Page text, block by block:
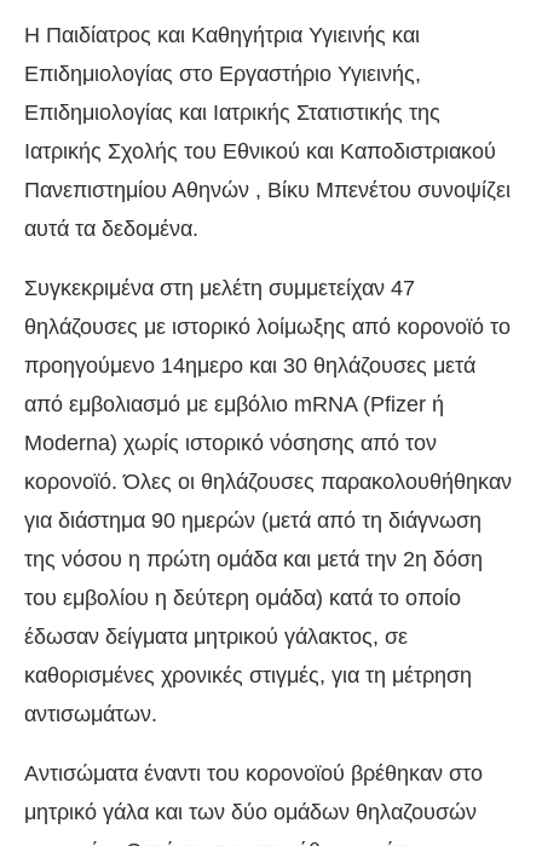
Η Παιδίατρος και Καθηγήτρια Υγιεινής και
Επιδημιολογίας στο Εργαστήριο Υγιεινής,
Επιδημιολογίας και Ιατρικής Στατιστικής της
Ιατρικής Σχολής του Εθνικού και Καποδιστριακού
Πανεπιστημίου Αθηνών , Βίκυ Μπενέτου συνοψίζει
αυτά τα δεδομένα.
Συγκεκριμένα στη μελέτη συμμετείχαν 47
θηλάζουσες με ιστορικό λοίμωξης από κορονοϊό το
προηγούμενο 14ημερο και 30 θηλάζουσες μετά
από εμβολιασμό με εμβόλιο mRNA (Pfizer ή
Moderna) χωρίς ιστορικό νόσησης από τον
κορονοϊό. Όλες οι θηλάζουσες παρακολουθήθηκαν
για διάστημα 90 ημερών (μετά από τη διάγνωση
της νόσου η πρώτη ομάδα και μετά την 2η δόση
του εμβολίου η δεύτερη ομάδα) κατά το οποίο
έδωσαν δείγματα μητρικού γάλακτος, σε
καθορισμένες χρονικές στιγμές, για τη μέτρηση
αντισωμάτων.
Αντισώματα έναντι του κορονοϊού βρέθηκαν στο
μητρικό γάλα και των δύο ομάδων θηλαζουσών